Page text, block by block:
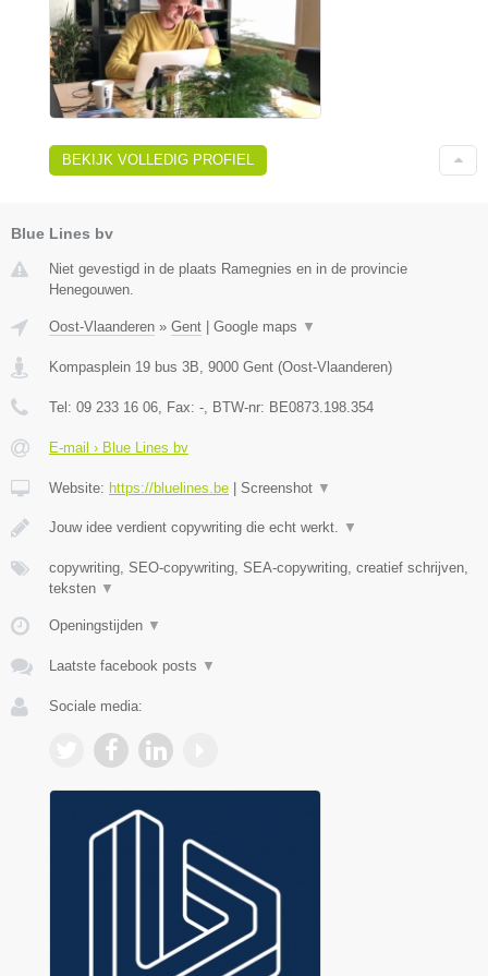
BEKIJK VOLLEDIG PROFIEL
Blue Lines bv
Niet gevestigd in de plaats Ramegnies en in de provincie
Henegouwen.
Oost-Vlaanderen » Gent Google maps ▼
Kompasplein 19 bus 3B 9000 Gent (Oost-Vlaanderen)
Tel: 09 233 16 06 , Fax: - , BTW-nr: BE0873.198.354
E-mail › Blue Lines bv
Website: https://bluelines.be Screenshot ▼
Jouw idee verdient copywriting die echt werkt. ▼
copywriting, SEO-copywriting, SEA-copywriting, creatief schrijven,
teksten ▼
Openingstijden ▼
Laatste facebook posts ▼
Sociale media: